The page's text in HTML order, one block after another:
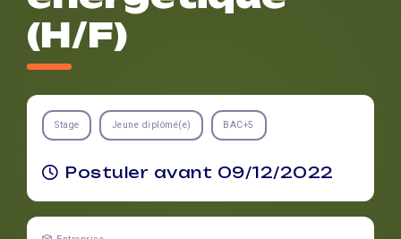
(H/F)
Stage Jeune diplômé(e) BAC+5
Postuler avant 09/12/2022